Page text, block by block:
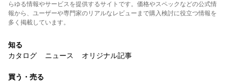
らゆる情報やサービスを提供するサイトです。価格やスペックなどの公式情
報から、ユーザーや専門家のリアルなレビューまで購入検討に役立つ情報を
多く掲載しています。
知る
カタログ
ニュース オリジナル記事
買う・売る